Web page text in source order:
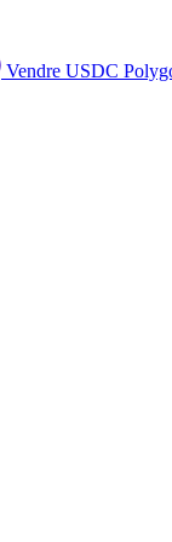
Vendre USDC